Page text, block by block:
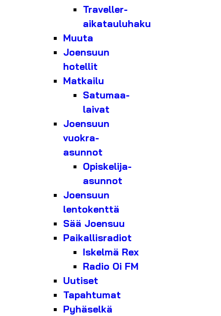
Traveller-
aikatauluhaku
Muuta
Joensuun
hotellit
Matkailu
Satumaa-
laivat
Joensuun
vuokra-
asunnot
Opiskelija-
asunnot
Joensuun
lentokenttä
Sää Joensuu
Paikallisradiot
Iskelmä Rex
Radio Oi FM
Uutiset
Tapahtumat
Pyhäselkä